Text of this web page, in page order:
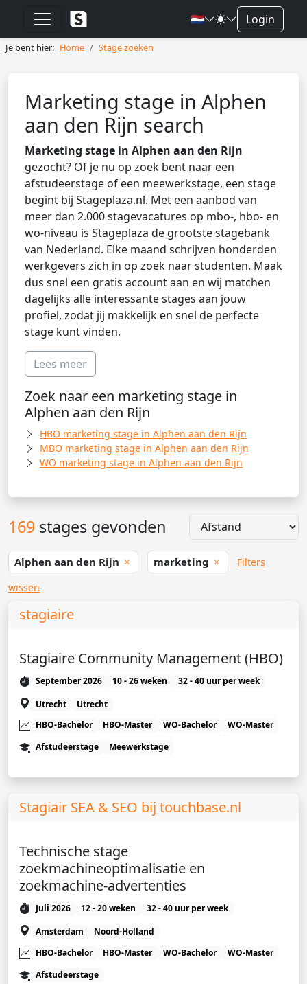
🇳🇱 Login
Je bent hier: Home Stage zoeken
Marketing stage in Alphen
aan den Rijn search
Marketing stage in Alphen aan den Rijn
gezocht? Of je nu op zoek bent naar een
afstudeerstage of een meewerkstage, een stage
begint bij Stageplaza.nl. Met een aanbod van
meer dan 2.000 stagevacatures op mbo-, hbo- en
wo-niveau is Stageplaza de grootste stagebank
van Nederland. Elke maand schrijven honderden
werkgevers zich in op zoek naar studenten. Maak
dus snel een gratis account aan en wij matchen
dagelijks alle interessante stages aan jouw
profiel, zodat jij makkelijk en snel de perfecte
stage kunt vinden.
Lees meer
Zoek naar een marketing stage in
Alphen aan den Rijn
HBO marketing stage in Alphen aan den Rijn
MBO marketing stage in Alphen aan den Rijn
WO marketing stage in Alphen aan den Rijn
169 stages gevonden
Alphen aan den Rijn marketing
Filters
wissen
stagiaire
Stagiaire Community Management (HBO)
September 2026 10 - 26 weken
32 - 40 uur per week
Utrecht
Utrecht
HBO-Bachelor
HBO-Master WO-Bachelor
WO-Master
Afstudeerstage
Meewerkstage
Stagiair SEA & SEO bij touchbase.nl
Technische stage
zoekmachineoptimalisatie en
zoekmachine-advertenties
Juli 2026 12 - 20 weken
32 - 40 uur per week
Amsterdam
Noord-Holland
HBO-Bachelor
HBO-Master WO-Bachelor
WO-Master
Afstudeerstage